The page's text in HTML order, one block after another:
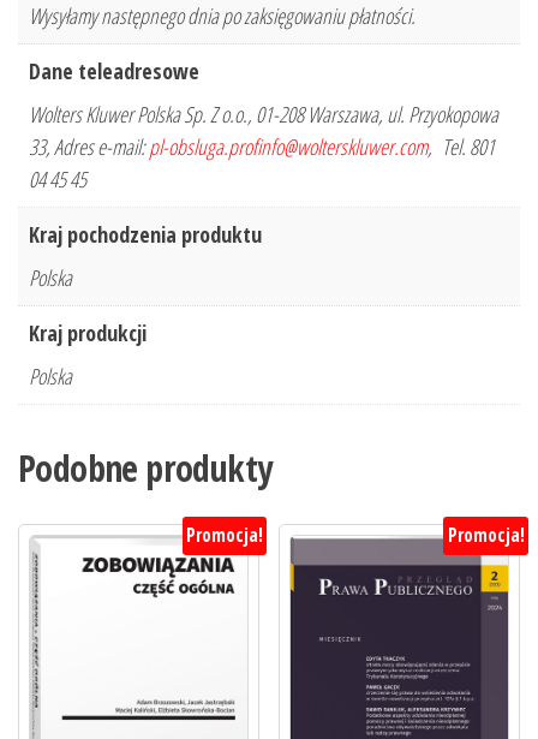
Wysyłamy następnego dnia po zaksięgowaniu płatności.
Dane teleadresowe
Wolters Kluwer Polska Sp. Z o.o., 01-208 Warszawa, ul. Przyokopowa
33, Adres e-mail:pl-obsluga.profinfo@wolterskluwer.com, Tel. 801
04 45 45
Kraj pochodzenia produktu
Polska
Kraj produkcji
Polska
Podobne produkty
Promocja! Promocja!